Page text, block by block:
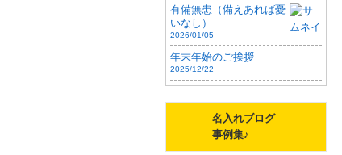
有備無患（備えあれば憂
いなし）
2026/01/05
年末年始のご挨拶
2025/12/22
名入れブログ
事例集♪